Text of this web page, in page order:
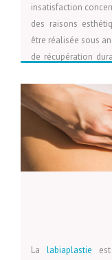
insatisfaction
des raisons
être réalisée sous
de récupération
que de nombreux
confiance en soi
des attentes
professionnel de
résultats attendus
à un processus de
LIRE LA
La labiaplastie